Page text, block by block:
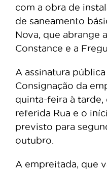
com a obra de
de saneamento
Nova, que abrange
Constance e a
A assinatura
Consignação da
quinta-feira à tarde,
referida Rua e o
previsto para
outubro.
A empreitada, que